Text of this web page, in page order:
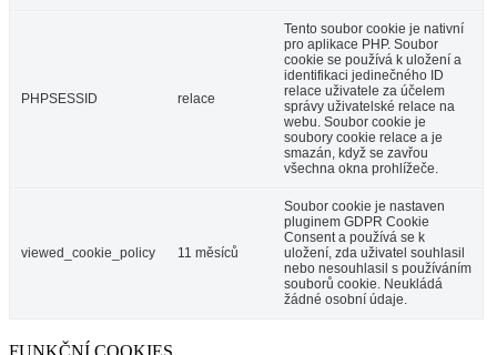
PHPSESSID relace
Tento soubor cookie je nativní
pro aplikace PHP. Soubor
cookie se používá k uložení a
identifikaci jedinečného ID
relace uživatele za účelem
správy uživatelské relace na
webu. Soubor cookie je
soubory cookie relace a je
smazán, když se zavřou
všechna okna prohlížeče.
viewed_cookie_policy 11 měsíců
Soubor cookie je nastaven
pluginem GDPR Cookie
Consent a používá se k
uložení, zda uživatel souhlasil
nebo nesouhlasil s používáním
souborů cookie. Neukládá
žádné osobní údaje.
FUNKČNÍ COOKIES